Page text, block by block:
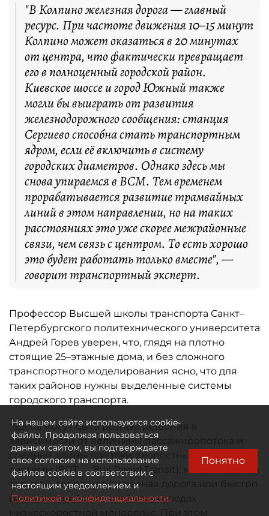
"В Колпино железная дорога — главный
ресурс. При частоте движения 10–15 минут
Колпино может оказаться в 20 минутах
от центра, что фактически превращает
его в полноценный городской район.
Киевское шоссе и город Южный также
могли бы выиграть от развития
железнодорожного сообщения: станция
Сергиево способна стать транспортным
ядром, если её включить в систему
городских диаметров. Однако здесь мы
снова упираемся в ВСМ. Тем временем
прорабатывается развитие трамвайных
линий в этом направлении, но на таких
расстояниях это уже скорее межрайонные
связи, чем связь с центром. То есть хорошо
это будет работать только вместе", —
говорит транспортный эксперт.
Профессор Высшей школы транспорта Санкт–
Петербургского политехнического университета
Андрей Горев уверен, что, глядя на плотно
стоящие 25–этажные дома, и без сложного
транспортного моделирования ясно, что для
таких районов нужны выделенные системы
городского транспорта.
"Здесь могут быть разные решения в
зависимости от величины пассажиропотока и
средней длины поездки: скоростные автобусные
системы (BRT — Bus Rapid Transit), многозвенный
трамвай, городская железная дорога или быстро
развивающийся в китайских городах
низкоскоростной монорельс. При этом
На нашем сайте используются cookie-
файлы. Продолжая пользоваться
данным сайтом, вы подтверждаете
свое согласие на использование
файлов cookie в соответствии с
настоящим уведомлением и
Политикой о конфиденциальности.
Понятно